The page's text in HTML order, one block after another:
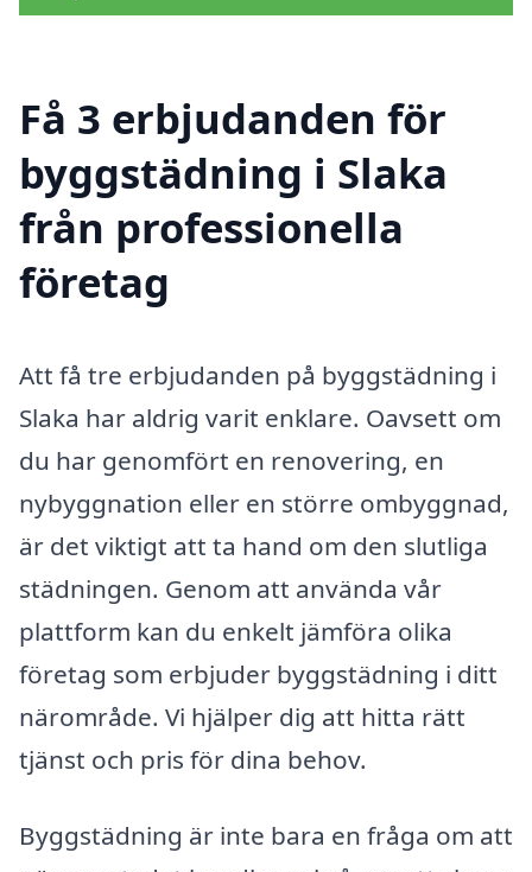
Få 3 erbjudanden för
byggstädning i Slaka
från professionella
företag
Att få tre erbjudanden på byggstädning i
Slaka har aldrig varit enklare. Oavsett om
du har genomfört en renovering, en
nybyggnation eller en större ombyggnad,
är det viktigt att ta hand om den slutliga
städningen. Genom att använda vår
plattform kan du enkelt jämföra olika
företag som erbjuder byggstädning i ditt
närområde. Vi hjälper dig att hitta rätt
tjänst och pris för dina behov.
Byggstädning är inte bara en fråga om att